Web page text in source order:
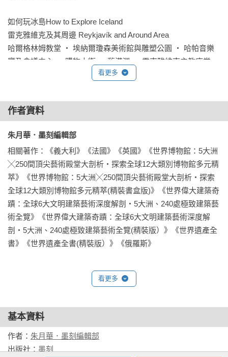
˙是什麼樣的節慶可以讓全鎮放假？
˙世界上數不盡的，除了天上的星星，還有布雷札灣裡的小島？
如何玩冰島How to Explore Iceland
雷克雅維克及其周邊 Reykjavík and Around Area
哈爾格林姆教堂 ‧ 埃納爾瓊森美術館與雕塑公園 ‧ 哈帕音樂
廳及會議中心 ‧ 購物大街 ‧ 舊港灣 ‧ 雷克雅維克主教座堂 ‧
冰島國家藝廊 ‧ 提約寧湖 ‧ 維京船骨架 ‧ 冰島議會大廈 ‧
物館 ‧ 英格爾弗阿納森雕像 ‧ 冰島陽具博物館 ‧ 總理府 ‧
英雄傳說博物館 ‧ 雷克雅維克極光中心 ‧ 冰島鯨魚展覽館 ‧
島
‧吃在雷克雅維克 Where to Eat in Reykjavík
‧咖啡館在雷克雅維克 Café in Reykjavík
‧買在雷克雅維克 Where to Shop in Reykjavík
‧住在雷克雅維克 Where to Stay in Reykjavík
西南部與黃金圈The Southwest & The Golden Circle
克里蘇維克地熱區 ‧ 藍湖 ‧ 古納維地熱溫泉區 ‧ 克萊瓦湖 ‧
雷克尼斯燈塔 ‧ 跨洲大橋 ‧ 布魯爾瀑布 ‧ 黃金圈之旅 ‧ 辛
塔納溫泉水療中心 ‧ 費里瑟瑪溫室 ‧ 史卡哈特教堂 ‧ 凱瑞斯
火山口湖 ‧ 秘密溫泉 ‧ 惠拉蓋爾濟 ‧ 蘭德曼勞卡 ‧ Gjáin峽
村落博物館 ‧ 塞爾福斯 ‧ 塞里雅蘭瀑布 ‧ 秘密瀑布 ‧ 史可
加瀑布 ‧ 索爾黑馬冰川 ‧ 秘境溫泉泳池 ‧ 黑沙灘‧維克鎮 ‧
史可加民俗博物館 ‧ 迪霍拉里燈塔 ‧ 迪霍拉里海蝕洞 ‧ 赫馬
島
看更多
作者資料
朱月華．墨刻編輯部
相關著作：《義大利》《法國》《英國》《世界博物館：5大洲
╳250間頂尖藝術殿堂大剖析‧探索全球12大類別博物館多元精
萃》《世界博物館：5大洲╳250間頂尖藝術殿堂大剖析‧探索
全球12大類別博物館多元精萃(精裝書盒版)》《世界偉大建築奇
蹟：全球6大文明建築藝術深度解剖‧5大洲、240處極致建築藝
術全覽》《世界偉大建築奇蹟：全球6大文明建築藝術深度解
剖‧5大洲、240處極致建築藝術全覽(精裝版）》《世界遺產全
書》《世界遺產全書(精裝版）》《俄羅斯》
看更多
基本資料
作者： 朱月華．墨刻編輯部
出版社： 墨刻